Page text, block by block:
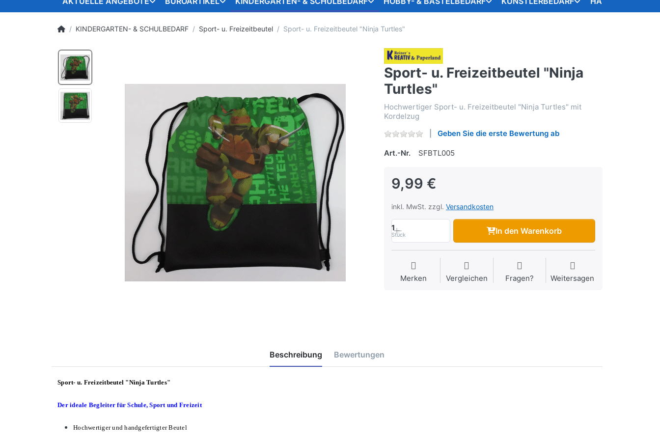
KINDERGARTEN- & SCHULBEDARF Sport- u. Freizeitbeutel Sport- u. Freizeitbeutel "Ninja Turtles"
Sport- u. Freizeitbeutel "Ninja
Turtles"
Hochwertiger Sport- u. Freizeitbeutel "Ninja Turtles" mit
Kordelzug
Geben Sie die erste Bewertung ab
Art.-Nr. SFBTL005
9,99 €
inkl. MwSt. zzgl. Versandkosten
1
Stück In den Warenkorb
Merken Vergleichen Fragen? Weitersagen
Beschreibung Bewertungen
Sport- u. Freizeitbeutel "Ninja Turtles"
Der ideale Begleiter für Schule, Sport und Freizeit
Hochwertiger und handgefertigter Beutel